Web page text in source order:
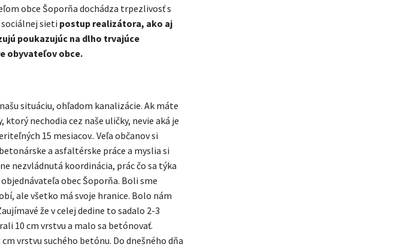
obce Šoporňa dochádza trpezlivosť s
sociálnej sieti postup realizátora, ako aj
poukazujúc na dlho trvajúce
obyvateľov obce.
situáciu, ohľadom kanalizácie. Ak máte
ktorý nechodia cez naše uličky, nevie aká je
15 mesiacov.. Veľa občanov si
a asfaltérske práce a myslia si
nezvládnutá koordinácia, prác čo sa týka
obec Šoporňa. Boli sme
ale všetko má svoje hranice. Bolo nám
že v celej dedine to sadalo 2-3
10 cm vrstvu a malo sa betónovať.
vrstvu suchého betónu. Do dnešného dňa